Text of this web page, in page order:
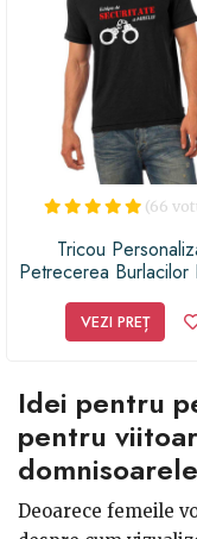
(66
Tricou
Petrecerea Burlacilor
Negru
VEZI PREȚ
Idei pentru
pentru
Deoarece femeile